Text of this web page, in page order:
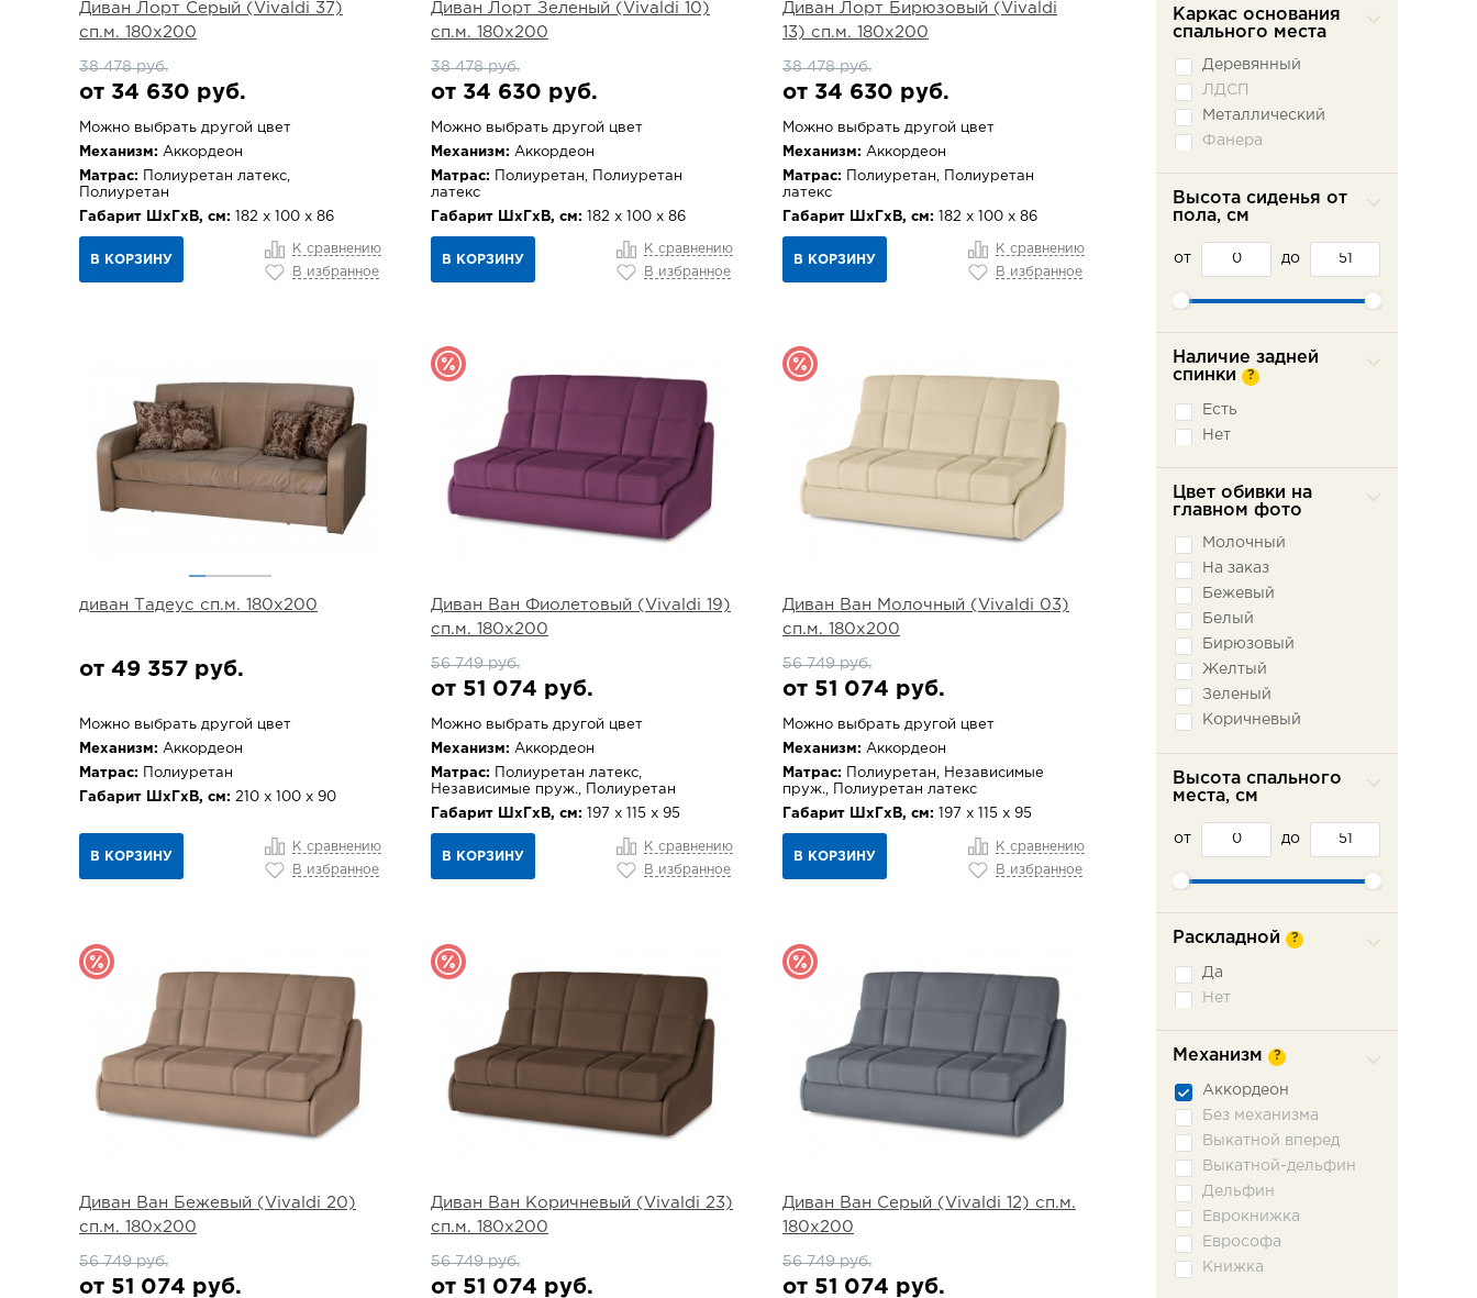
Диван Лорт Серый (Vivaldi 37)
сп.м. 180х200
38 478 руб.
от 34 630 руб.
Можно выбрать другой цвет
Механизм: Аккордеон
Матрас: Полиуретан латекс,
Полиуретан
Габарит ШхГхВ, см: 182 х 100 х 86
В КОРЗИНУ
К сравнению
В избранное
Диван Лорт Зеленый (Vivaldi 10)
сп.м. 180х200
38 478 руб.
от 34 630 руб.
Можно выбрать другой цвет
Механизм: Аккордеон
Матрас: Полиуретан, Полиуретан
латекс
Габарит ШхГхВ, см: 182 х 100 х 86
В КОРЗИНУ
К сравнению
В избранное
Диван Лорт Бирюзовый (Vivaldi
13) сп.м. 180х200
38 478 руб.
от 34 630 руб.
Можно выбрать другой цвет
Механизм: Аккордеон
Матрас: Полиуретан, Полиуретан
латекс
Габарит ШхГхВ, см: 182 х 100 х 86
В КОРЗИНУ
К сравнению
В избранное
диван Тадеус сп.м. 180х200
от 49 357 руб.
Можно выбрать другой цвет
Механизм: Аккордеон
Матрас: Полиуретан
Габарит ШхГхВ, см: 210 х 100 х 90
В КОРЗИНУ
К сравнению
В избранное
Диван Ван Фиолетовый (Vivaldi 19)
сп.м. 180х200
56 749 руб.
от 51 074 руб.
Можно выбрать другой цвет
Механизм: Аккордеон
Матрас: Полиуретан латекс,
Независимые пруж., Полиуретан
Габарит ШхГхВ, см: 197 х 115 х 95
В КОРЗИНУ
К сравнению
В избранное
Диван Ван Молочный (Vivaldi 03)
сп.м. 180х200
56 749 руб.
от 51 074 руб.
Можно выбрать другой цвет
Механизм: Аккордеон
Матрас: Полиуретан, Независимые
пруж., Полиуретан латекс
Габарит ШхГхВ, см: 197 х 115 х 95
В КОРЗИНУ
К сравнению
В избранное
Диван Ван Бежевый (Vivaldi 20)
сп.м. 180х200
56 749 руб.
от 51 074 руб.
Диван Ван Коричневый (Vivaldi 23)
сп.м. 180х200
56 749 руб.
от 51 074 руб.
Диван Ван Серый (Vivaldi 12) сп.м.
180х200
56 749 руб.
от 51 074 руб.
Каркас основания
спального места
Деревянный
ЛДСП
Металлический
Фанера
Высота сиденья от
пола, см
от до
Наличие задней
спинки
?
Есть
Нет
Цвет обивки на
главном фото
Молочный
На заказ
Бежевый
Белый
Бирюзовый
Желтый
Зеленый
Коричневый
Розовый
Серый
Синий
Высота спального
места, см
от до
Раскладной ?
Да
Нет
Механизм ?
Аккордеон
Без механизма
Выкатной вперед
Выкатной-дельфин
Дельфин
Еврокнижка
Еврософа
Книжка